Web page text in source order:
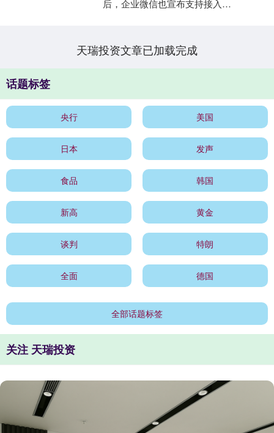
后，企业微信也宣布支持接入
天瑞投资文章已加载完成
话题标签
央行 美国
日本 发声
食品 韩国
新高 黄金
谈判 特朗
全面 德国
全部话题标签
关注 天瑞投资